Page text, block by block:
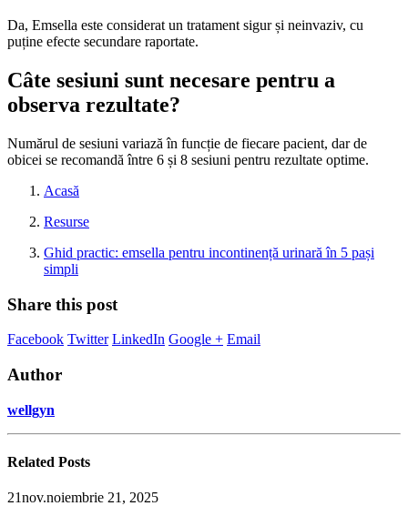
Da, Emsella este considerat un tratament sigur și neinvaziv, cu
puține efecte secundare raportate.
Câte sesiuni sunt necesare pentru a
observa rezultate?
Numărul de sesiuni variază în funcție de fiecare pacient, dar de
obicei se recomandă între 6 și 8 sesiuni pentru rezultate optime.
Acasă
Resurse
Ghid practic: emsella pentru incontinență urinară în 5 pași
simpli
Share this post
Facebook Twitter LinkedIn Google + Email
Author
wellgyn
Related Posts
21nov.noiembrie 21, 2025